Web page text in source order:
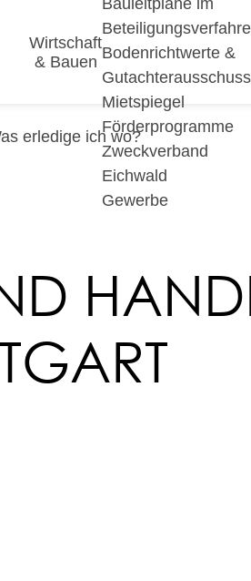
Wirtschaft
& Bauen
Bodenrichtwerte &
Gutachterausschuss
Mietspiegel
Förderprogramme
Zweckverband
Eichwald
Gewerbe
erledige ich wo?